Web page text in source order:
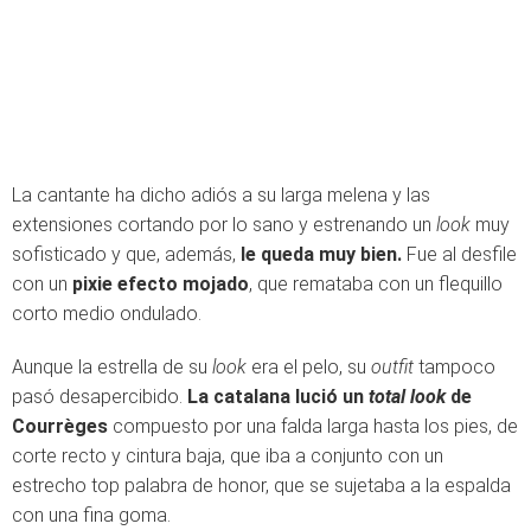
La cantante ha dicho adiós a su larga melena y las
extensiones cortando por lo sano y estrenando un look muy
sofisticado y que, además, le queda muy bien. Fue al desfile
con un pixie efecto mojado, que remataba con un flequillo
corto medio ondulado.
Aunque la estrella de su look era el pelo, su outfit tampoco
pasó desapercibido. La catalana lució un total look de
Courrèges compuesto por una falda larga hasta los pies, de
corte recto y cintura baja, que iba a conjunto con un
estrecho top palabra de honor, que se sujetaba a la espalda
con una fina goma.